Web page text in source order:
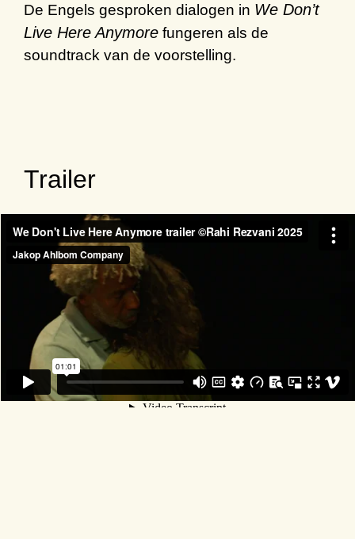
De Engels gesproken dialogen in We Don’t
Live Here Anymore fungeren als de
soundtrack van de voorstelling.
Trailer